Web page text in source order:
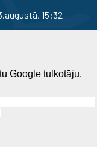
15:32
Google tulkotāju.